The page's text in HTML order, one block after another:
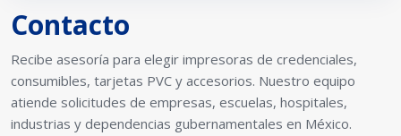
Contacto
Recibe asesoría para elegir impresoras de credenciales,
consumibles, tarjetas PVC y accesorios. Nuestro equipo
atiende solicitudes de empresas, escuelas, hospitales,
industrias y dependencias gubernamentales en México.